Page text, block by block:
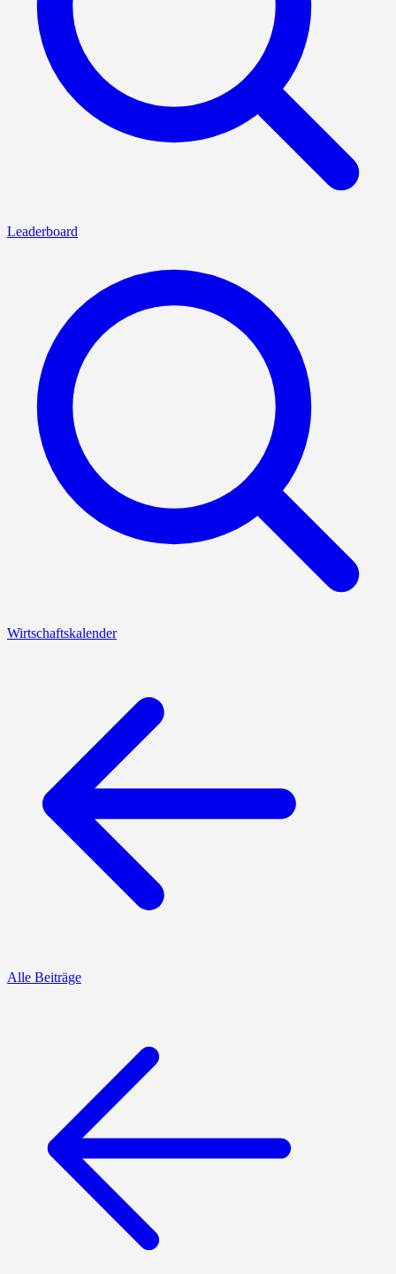
Leaderboard
Wirtschaftskalender
Alle Beiträge